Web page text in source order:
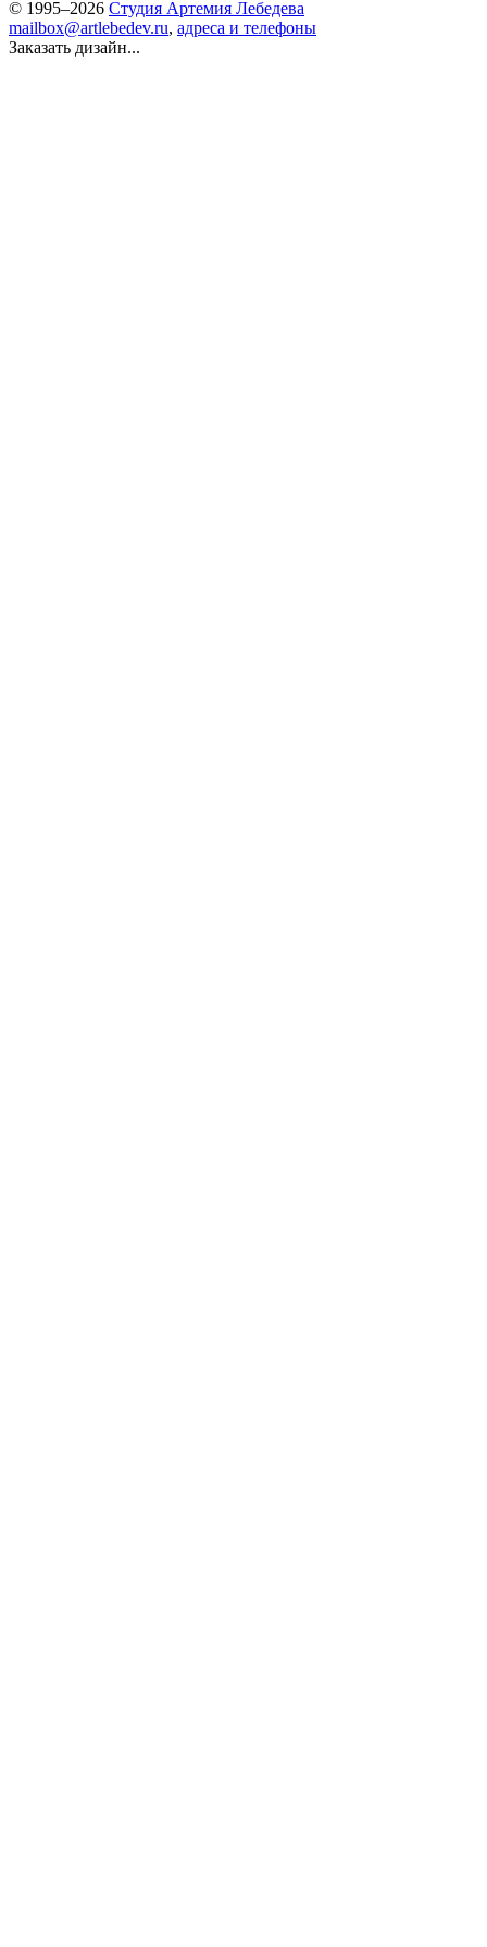
© 1995–2026 Студия Артемия Лебедева
mailbox@artlebedev.ru, адреса и телефоны
Заказать дизайн...